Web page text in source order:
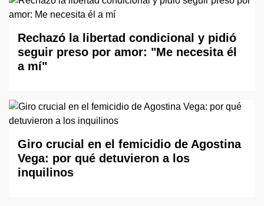
Rechazó la libertad condicional y pidió
seguir preso por amor: "Me necesita él
a mí"
Giro crucial en el femicidio de Agostina
Vega: por qué detuvieron a los
inquilinos